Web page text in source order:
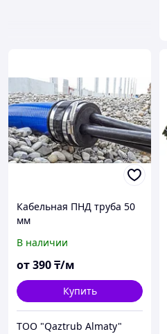
Кабельная ПНД труба 50
мм
В наличии
от390₸/м
Купить
TOO "Qaztrub Almaty"